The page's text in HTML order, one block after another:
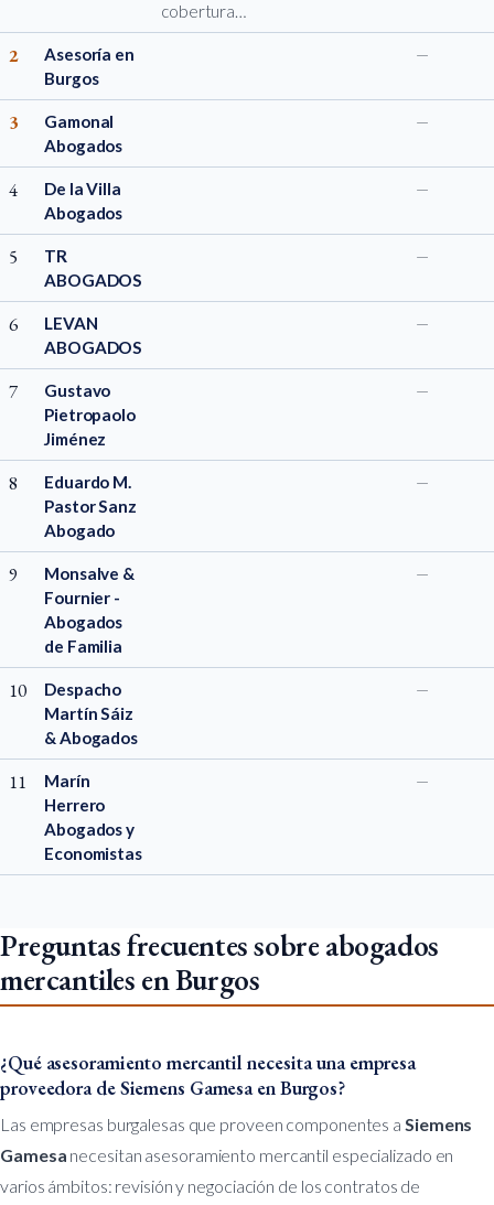
cobertura…
2
Asesoría en
Burgos
—
3
Gamonal
Abogados
—
4
De la Villa
Abogados
—
5
TR
ABOGADOS
—
6
LEVAN
ABOGADOS
—
7
Gustavo
Pietropaolo
Jiménez
—
8
Eduardo M.
Pastor Sanz
Abogado
—
9
Monsalve &
Fournier -
Abogados
de Familia
—
10
Despacho
Martín Sáiz
& Abogados
—
11
Marín
Herrero
Abogados y
Economistas
—
Preguntas frecuentes sobre abogados
mercantiles en Burgos
¿Qué asesoramiento mercantil necesita una empresa
proveedora de Siemens Gamesa en Burgos?
Las empresas burgalesas que proveen componentes a Siemens
Gamesa necesitan asesoramiento mercantil especializado en
varios ámbitos: revisión y negociación de los contratos de